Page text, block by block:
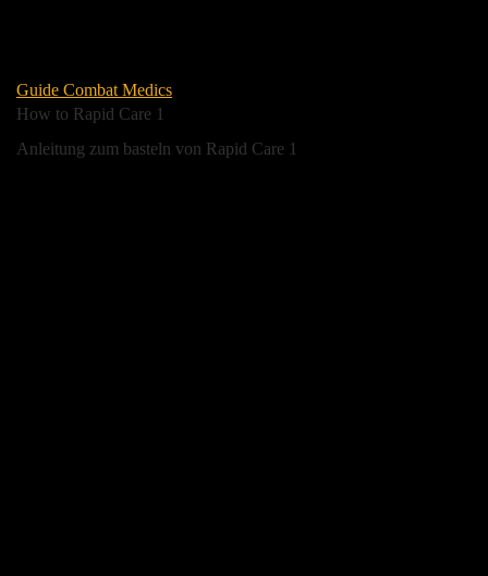
Guide Combat Medics
How to Rapid Care 1
Anleitung zum basteln von Rapid Care 1